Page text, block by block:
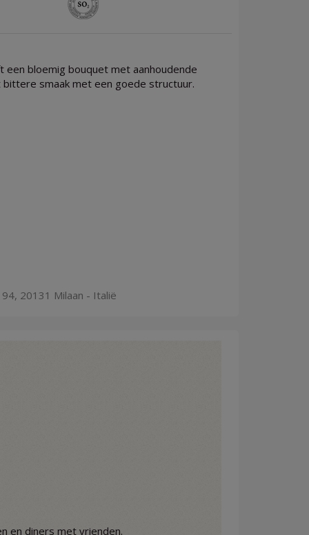
bloemig bouquet met aanhoudende
smaak met een goede structuur.
20131 Milaan - Italië
en diners met vrienden.